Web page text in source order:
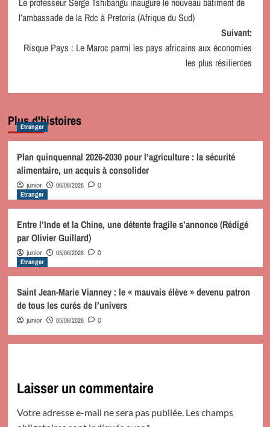
d’article
l’ambassade de la Rdc à Pretoria (Afrique du Sud)
Suivant:
Risque Pays : Le Maroc parmi les pays africains aux économies
les plus résilientes
Plus d'histoires
Etranger
Plan quinquennal 2026-2030 pour l’agriculture : la sécurité
alimentaire, un acquis à consolider
junior 06/08/2026 0
Etranger
Entre l’Inde et la Chine, une détente fragile s’annonce (Rédigé
par Olivier Guillard)
junior 05/08/2026 0
Etranger
Saint Jean-Marie Vianney : le « mauvais élève » devenu patron
de tous les curés de l’univers
junior 05/08/2026 0
Laisser un commentaire
Votre adresse e-mail ne sera pas publiée. Les champs